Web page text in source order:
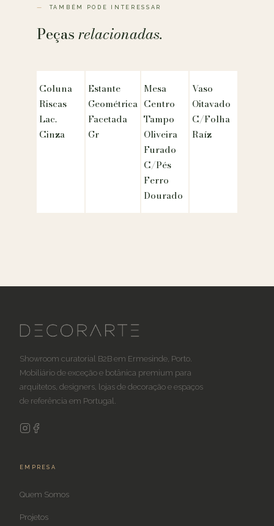
TAMBÉM PODE INTERESSAR
Peçasrelacionadas.
Coluna
Riscas
Lac.
Cinza
Estante
Geométrica
Facetada
Gr
Mesa
Centro
Tampo
Oliveira
Furado
C/Pés
Ferro
Dourado
Vaso
Oitavado
C/Folha
Raíz
Showroom curatorial B2B em Ermesinde, Porto.
Mobiliário de exceção e botânica premium para
arquitetos, designers, lojas de decoração e espaços
de referência em Portugal.
EMPRESA
Quem Somos
Projetos